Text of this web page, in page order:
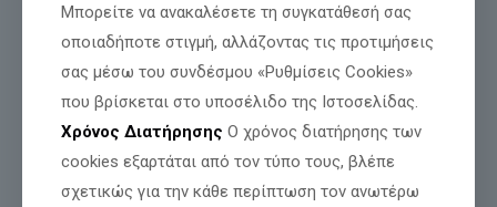
Μπορείτε να ανακαλέσετε τη συγκατάθεσή σας
οποιαδήποτε στιγμή, αλλάζοντας τις προτιμήσεις
σας μέσω του συνδέσμου «Ρυθμίσεις Cookies»
που βρίσκεται στο υποσέλιδο της Ιστοσελίδας.
Χρόνος Διατήρησης Ο χρόνος διατήρησης των
cookies εξαρτάται από τον τύπο τους, βλέπε
σχετικώς για την κάθε περίπτωση τον ανωτέρω